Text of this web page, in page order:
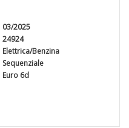
03/2025
24924
Elettrica/Benzina
Sequenziale
Euro 6d